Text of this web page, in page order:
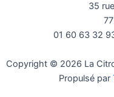
35
01 60 63 32
Copyright © 2026 La
Propulsé par